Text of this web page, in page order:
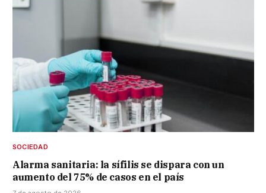
SOCIEDAD
Alarma sanitaria: la sífilis se dispara con un
aumento del 75% de casos en el país